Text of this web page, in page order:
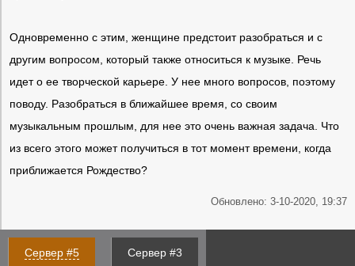
Одновременно с этим, женщине предстоит разобраться и с
другим вопросом, который также относиться к музыке. Речь
идет о ее творческой карьере. У нее много вопросов, поэтому
поводу. Разобраться в ближайшее время, со своим
музыкальным прошлым, для нее это очень важная задача. Что
из всего этого может получиться в тот момент времени, когда
приближается Рождество?
Обновлено: 3-10-2020, 19:37
Сервер #5 Сервер #3